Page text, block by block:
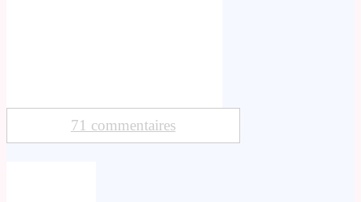
71 commentaires